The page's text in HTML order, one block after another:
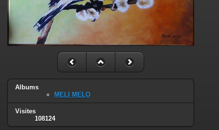
Albums
MELI MELO
Visites
108124